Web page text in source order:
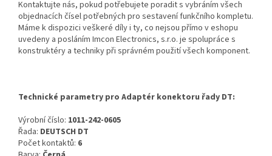
Kontaktujte nás, pokud potřebujete poradit s vybráním všech
objednacích čísel potřebných pro sestavení funkčního kompletu.
Máme k dispozici veškeré díly i ty, co nejsou přímo v eshopu
uvedeny a posláním Imcon Electronics, s.r.o. je spolupráce s
konstruktéry a techniky při správném použití všech komponent.
Technické parametry pro Adaptér konektoru řady DT:
Výrobní číslo: 1011-242-0605
Řada: DEUTSCH DT
Počet kontaktů: 6